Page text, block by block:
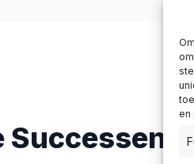
en
Successen